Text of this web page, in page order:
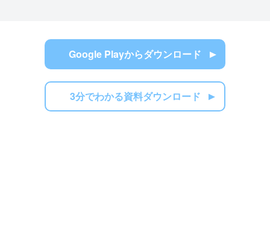
Google Playからダウンロード
3分でわかる資料ダウンロード